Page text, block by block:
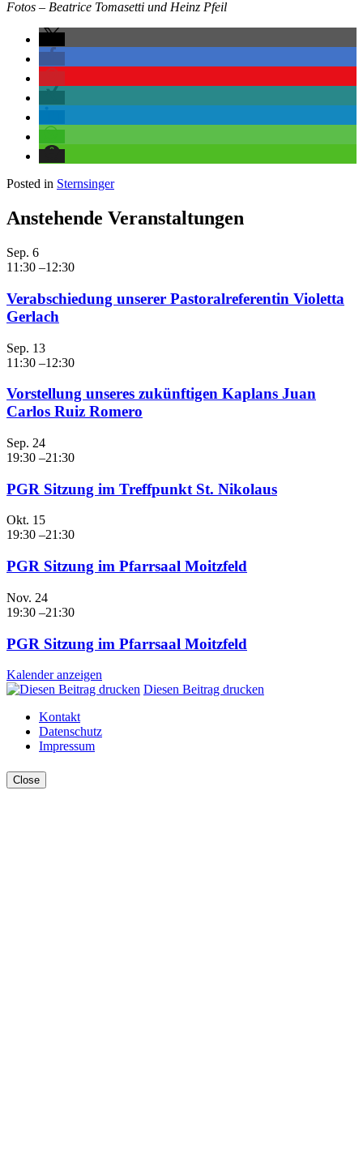
Fotos – Beatrice Tomasetti und Heinz Pfeil
Posted in Sternsinger
Anstehende Veranstaltungen
Sep. 6
11:30 –12:30
Verabschiedung unserer Pastoralreferentin Violetta
Gerlach
Sep. 13
11:30 –12:30
Vorstellung unseres zukünftigen Kaplans Juan
Carlos Ruiz Romero
Sep. 24
19:30 –21:30
PGR Sitzung im Treffpunkt St. Nikolaus
Okt. 15
19:30 –21:30
PGR Sitzung im Pfarrsaal Moitzfeld
Nov. 24
19:30 –21:30
PGR Sitzung im Pfarrsaal Moitzfeld
Kalender anzeigen
Diesen Beitrag drucken
Kontakt
Datenschutz
Impressum
Close